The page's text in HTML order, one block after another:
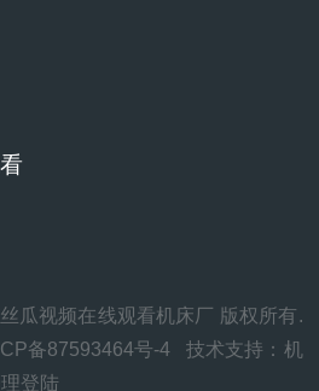
瓜视频在线观看机床厂 版权所有.
备87593464号-4 技术支持： 机
登陆